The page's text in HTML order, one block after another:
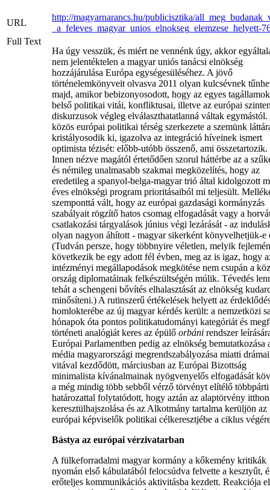
URL
http://magyarnarancs.hu/publicisztika/
_a_feleves_magyar_unios_elnokseg_elemzese_helyett-
Full Text
Ha úgy vesszük, és miért ne vennénk úgy, akkor
nem jelentéktelen a magyar uniós tanácsi elnökség
hozzájárulása Európa egységesüléséhez. A jövő
történelemkönyveit olvasva 2011 olyan kulcsévnek
majd, amikor bebizonyosodott, hogy az egyes tagállamok
belső politikai vitái, konfliktusai, illetve az európai
diskurzusok végleg elválaszthatatlanná váltak egymástól.
közös európai politikai térség szerkezete a szemünk
kristályosodik ki, igazolva az integráció híveinek ismert
optimista tézisét: előbb-utóbb összenő, ami összetartozik.
Innen nézve magától értetődően szorul háttérbe az a
és némileg unalmasabb szakmai megközelítés, hogy az
eredetileg a spanyol-belga-magyar trió által kidolgozott
éves elnökségi program prioritásaiból mi teljesült.
szemponttá vált, hogy az európai gazdasági kormányzás
szabályait rögzítő hatos csomag elfogadását vagy a
csatlakozási tárgyalások június végi lezárását - az
olyan nagyon áhított - magyar sikerként könyvelhetjük-e
(Tudván persze, hogy többnyire véletlen, melyik
következik be egy adott fél évben, meg az is igaz, hogy
intézményi megállapodások megkötése nem csupán a
ország diplomatáinak felkészültségén múlik. Tévedés
tehát a schengeni bővítés elhalasztását az elnökség
minősíteni.) A rutinszerű értékelések helyett az
homlokterébe az új magyar kérdés került: a nemzetközi
hónapok óta pontos politikatudományi kategóriát és
történeti analógiát keres az épülő orbáni rendszer
Európai Parlamentben pedig az elnökség bemutatkozása
média magyarországi megrendszabályozása miatti drámai
vitával kezdődött, márciusban az Európai Bizottság
minimalista kívánalmainak nyögvenyelős elfogadását
a még mindig több sebből vérző törvényt elítélő többpárti
határozattal folytatódott, hogy aztán az alaptörvény
keresztülhajszolása és az Alkotmány tartalma kerüljön az
európai képviselők politikai célkeresztjébe a ciklus
Bástya az európai vérzivatarban
A fülkeforradalmi magyar kormány a kőkemény kritikák
nyomán első kábulatából felocsúdva felvette a kesztyűt,
erőteljes kommunikációs aktivitásba kezdett. Reakciója